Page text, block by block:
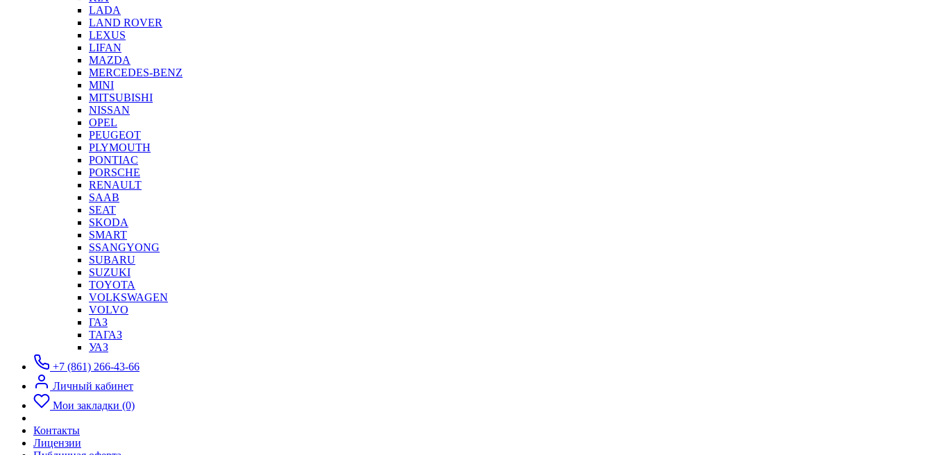
LADA
LAND ROVER
LEXUS
LIFAN
MAZDA
MERCEDES-BENZ
MINI
MITSUBISHI
NISSAN
OPEL
PEUGEOT
PLYMOUTH
PONTIAC
PORSCHE
RENAULT
SAAB
SEAT
SKODA
SMART
SSANGYONG
SUBARU
SUZUKI
TOYOTA
VOLKSWAGEN
VOLVO
ГАЗ
ТАГАЗ
УАЗ
+7 (861) 266-43-66
Личный кабинет
Мои закладки (0)
Контакты
Лицензии